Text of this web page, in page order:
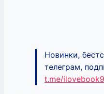
Новинки,
телеграм,
t.me/